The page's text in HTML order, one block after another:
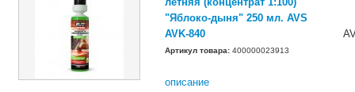
"Яблоко-дыня" 250 мл. AVS
AVK-840
Артикул товара: 400000023913
описание